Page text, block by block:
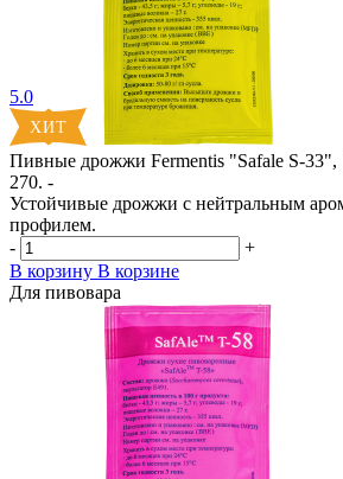
5.0
Пивные дрожжи Fermentis "Safale S-33",
270. -
Устойчивые дрожжи с нейтральным
профилем.
-
+
В корзину В корзине
Для пивовара